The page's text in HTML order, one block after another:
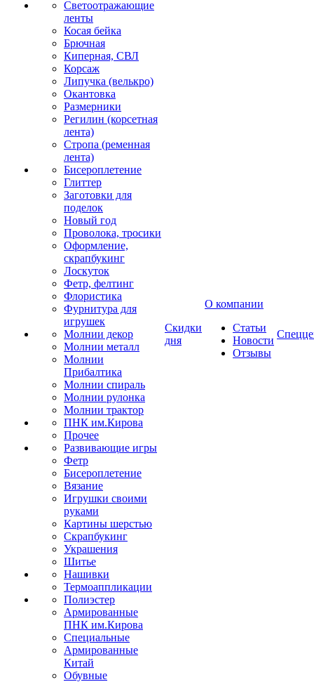
Светоотражающие
ленты
Косая бейка
Брючная
Киперная, СВЛ
Корсаж
Липучка (велькро)
Окантовка
Размерники
Регилин (корсетная
лента)
Стропа (ременная
лента)
Бисероплетение
Глиттер
Заготовки для
поделок
Новый год
Проволока, тросики
Оформление,
скрапбукинг
Лоскуток
Фетр, фелтинг
Флористика
Фурнитура для
игрушек
Молнии декор
Молнии металл
Молнии
Прибалтика
Молнии спираль
Молнии рулонка
Молнии трактор
ПНК им.Кирова
Прочее
Развивающие игры
Фетр
Бисероплетение
Вязание
Игрушки своими
руками
Картины шерстью
Скрапбукинг
Украшения
Шитье
Нашивки
Термоаппликации
Полиэстер
Армированные
ПНК им.Кирова
Специальные
Армированные
Китай
Обувные
Скидки
дня
О компании
Статьи
Новости
Отзывы